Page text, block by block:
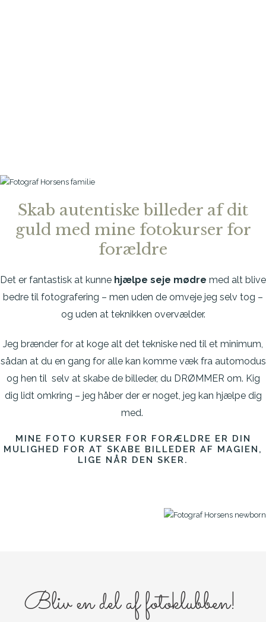
Skab autentiske billeder af dit
guld med mine fotokurser for
forældre
Det er fantastisk at kunne hjælpe seje mødre med alt blive
bedre til fotografering – men uden de omveje jeg selv tog –
og uden at teknikken overvælder.
Jeg brænder for at koge alt det tekniske ned til et minimum,
sådan at du en gang for alle kan komme væk fra automodus
og hen til selv at skabe de billeder, du DRØMMER om. Kig
dig lidt omkring – jeg håber der er noget, jeg kan hjælpe dig
med.
MINE FOTO KURSER FOR FORÆLDRE ER DIN
MULIGHED FOR AT SKABE BILLEDER AF MAGIEN,
LIGE NÅR DEN SKER.
Bliv en del af fotoklubben!